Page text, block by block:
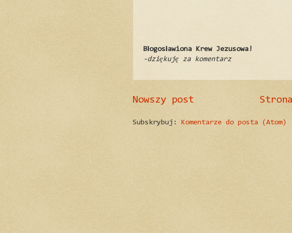
Błogosławiona Krew Jezusowa!
-dziękuję za komentarz
Nowszy post
Subskrybuj: Komentarze do posta (Atom)